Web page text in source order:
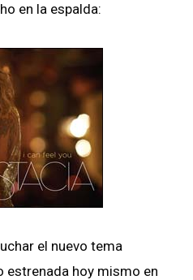
en la espalda:
el nuevo tema
estrenada hoy mismo en